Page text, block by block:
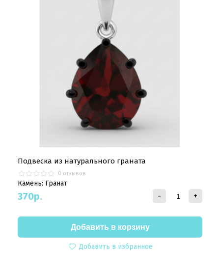
Подвеска из натурального граната
0 отзывов
Камень: Гранат
370р. - +
Добавить в избранное